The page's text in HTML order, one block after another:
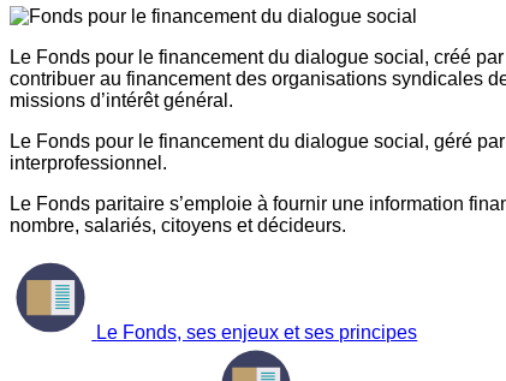
Le Fonds pour le financement du dialogue social, créé
contribuer au financement des organisations syndicales
missions d’intérêt général.
Le Fonds pour le financement du dialogue social, géré
interprofessionnel.
Le Fonds paritaire s’emploie à fournir une information
nombre, salariés, citoyens et décideurs.
Le Fonds, ses enjeux et ses principes